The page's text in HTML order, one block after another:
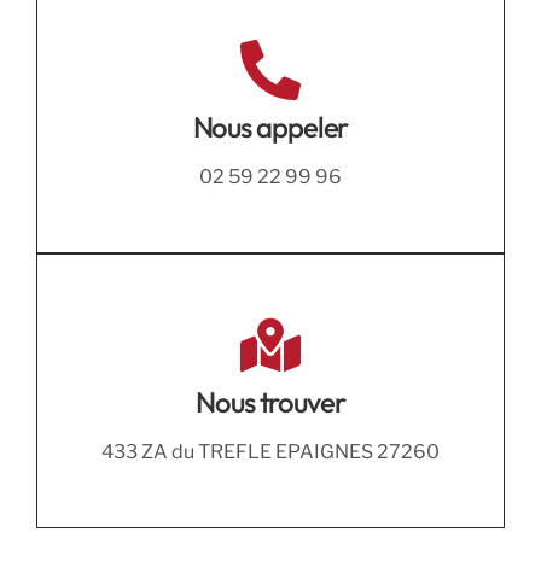
Nous appeler
02 59 22 99 96
Nous trouver
433 ZA du TREFLE EPAIGNES 27260